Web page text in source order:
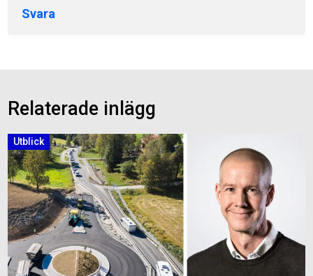
Svara
Relaterade inlägg
Utblick